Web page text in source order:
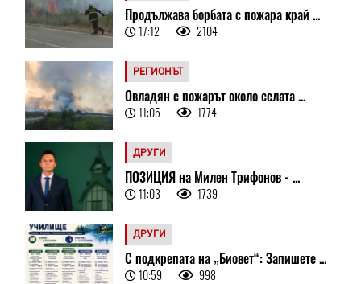
Продължава борбата с пожара край ...
17:12 2104
РЕГИОНЪТ
Овладян е пожарът около селата ...
11:05 1774
ДРУГИ
ПОЗИЦИЯ на Милен Трифонов - ...
11:03 1739
ДРУГИ
С подкрепата на „Биовет“: Запишете ...
10:59 998